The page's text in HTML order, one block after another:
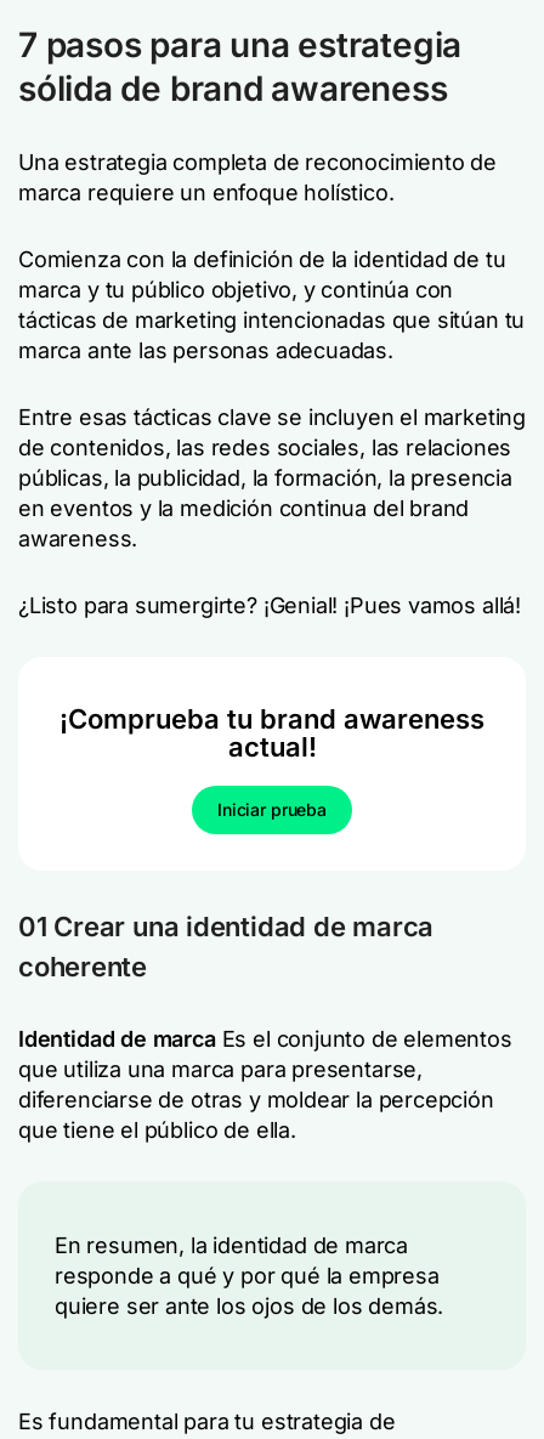
7 pasos para una estrategia
sólida de brand awareness
Una estrategia completa de reconocimiento de
marca requiere un enfoque holístico.
Comienza con la definición de la identidad de tu
marca y tu público objetivo, y continúa con
tácticas de marketing intencionadas que sitúan tu
marca ante las personas adecuadas.
Entre esas tácticas clave se incluyen el marketing
de contenidos, las redes sociales, las relaciones
públicas, la publicidad, la formación, la presencia
en eventos y la medición continua del brand
awareness.
¿Listo para sumergirte? ¡Genial! ¡Pues vamos allá!
¡Comprueba tu brand awareness
actual!
Iniciar prueba
01 Crear una identidad de marca
coherente
Identidad de marcaEs el conjunto de elementos
que utiliza una marca para presentarse,
diferenciarse de otras y moldear la percepción
que tiene el público de ella.
En resumen, la identidad de marca
responde a qué y por qué la empresa
quiere ser ante los ojos de los demás.
Es fundamental para tu estrategia de